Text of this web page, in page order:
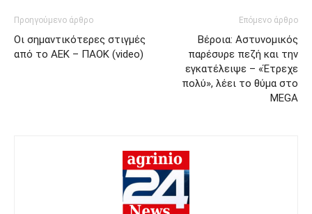
Προηγούμενο άρθρο
Οι σημαντικότερες στιγμές
από το ΑΕΚ – ΠΑΟΚ (video)
Επόμενο άρθρο
Βέροια: Αστυνομικός
παρέσυρε πεζή και την
εγκατέλειψε – «Έτρεχε
πολύ», λέει το θύμα στο
MEGA